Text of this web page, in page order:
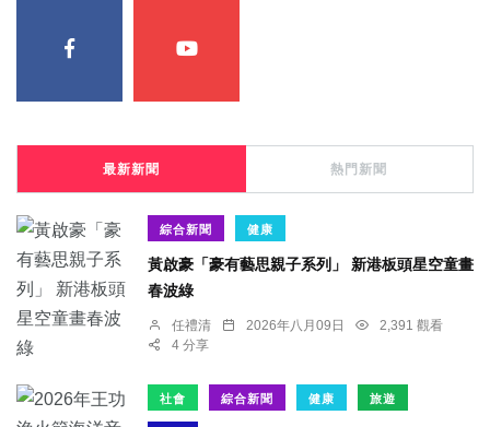
最新新聞 熱門新聞
綜合新聞 健康
黃啟豪「豪有藝思親子系列」 新港板頭星空童畫
春波綠
任禮清 2026年八月09日
2,391 觀看
4 分享
社會 綜合新聞 健康 旅遊